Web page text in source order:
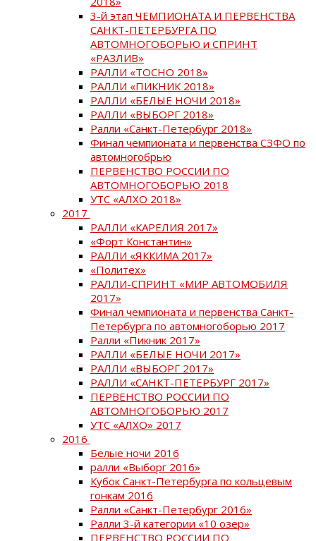
3-й этап ЧЕМПИОНАТА И ПЕРВЕНСТВА
САНКТ-ПЕТЕРБУРГА ПО
АВТОМНОГОБОРЬЮ и СПРИНТ
«РАЗЛИВ»
РАЛЛИ «ТОСНО 2018»
РАЛЛИ «ПИКНИК 2018»
РАЛЛИ «БЕЛЫЕ НОЧИ 2018»
РАЛЛИ «ВЫБОРГ 2018»
Ралли «Санкт-Петербург 2018»
Финал чемпионата и первенства СЗФО по
автомногобрью
ПЕРВЕНСТВО РОССИИ ПО
АВТОМНОГОБОРЬЮ 2018
УТС «АЛХО 2018»
2017
РАЛЛИ «КАРЕЛИЯ 2017»
«Форт Константин»
РАЛЛИ «ЯККИМА 2017»
«Политех»
РАЛЛИ-СПРИНТ «МИР АВТОМОБИЛЯ
2017»
Финал чемпионата и первенства Санкт-
Петербурга по автомногоборью 2017
Ралли «Пикник 2017»
РАЛЛИ «БЕЛЫЕ НОЧИ 2017»
РАЛЛИ «ВЫБОРГ 2017»
РАЛЛИ «САНКТ-ПЕТЕРБУРГ 2017»
ПЕРВЕНСТВО РОССИИ ПО
АВТОМНОГОБОРЬЮ 2017
УТС «АЛХО» 2017
2016
Белые ночи 2016
ралли «Выборг 2016»
Кубок Санкт-Петербурга по кольцевым
гонкам 2016
Ралли «Санкт-Петербург 2016»
Ралли 3-й категории «10 озер»
ПЕРВЕНСТВО РОССИИ ПО